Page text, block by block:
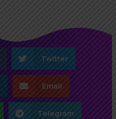
Twitter
Email
Telegram